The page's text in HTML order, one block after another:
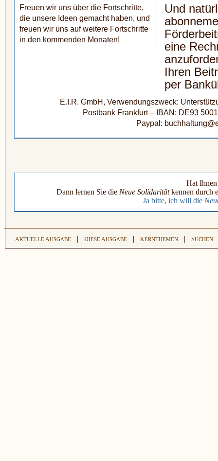
Freuen wir uns über die Fortschritte,
die unsere Ideen gemacht haben, und
freuen wir uns auf weitere Fortschritte
in den kommenden Monaten!
Und
eine
Ihren
per
E.I.R. GmbH, Verwendungszweck:
Postbank Frankfurt – IBAN: DE93
Paypal:
Hat
Dann lernen Sie die Neue Solidaritätkennen durch
Ja bitte, ich will die
AKTUELLEAUSGABE | DIESEAUSGABE | KERNTHEMEN | SUCHEN